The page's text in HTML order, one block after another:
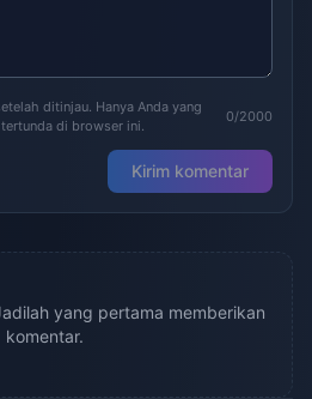
ditinjau. Hanya Anda yang
di browser ini.
0/2000
Kirim komentar
yang pertama memberikan
komentar.